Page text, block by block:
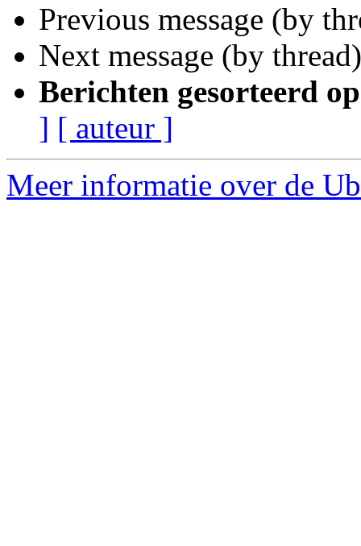
Previous message (by
Next message (by
Berichten gesorteerd
] [ auteur ]
Meer informatie over de